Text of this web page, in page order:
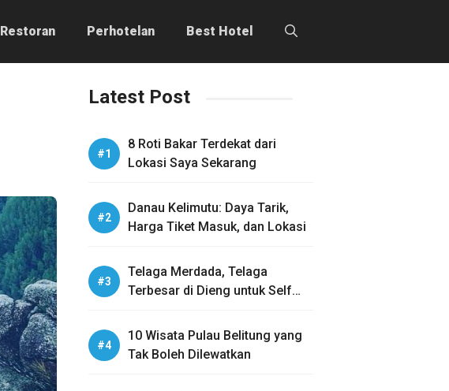
Restoran Perhotelan Best Hotel
Latest Post
8 Roti Bakar Terdekat dari
Lokasi Saya Sekarang
Danau Kelimutu: Daya Tarik,
Harga Tiket Masuk, dan Lokasi
Telaga Merdada, Telaga
Terbesar di Dieng untuk Self
10 Wisata Pulau Belitung yang
Tak Boleh Dilewatkan